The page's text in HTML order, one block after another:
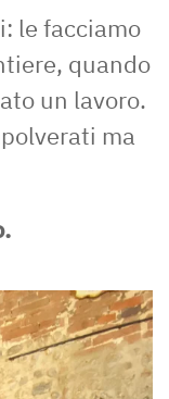
le facciamo
quando
un lavoro.
ma